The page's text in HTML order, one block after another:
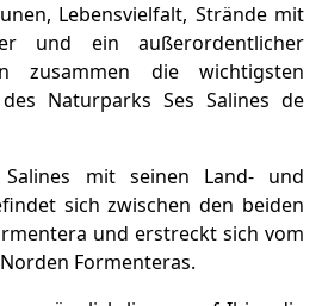
Lebensvielfalt, Strände mit
und ein außerordentlicher
zusammen die wichtigsten
Naturparks Ses Salines de
mit seinen Land- und
sich zwischen den beiden
und erstreckt sich vom
Formenteras.